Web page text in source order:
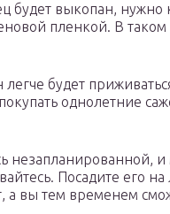
будет выкопан,
пленкой. В
будет
однолетние
незапланированной,
Посадите его
а вы тем временем